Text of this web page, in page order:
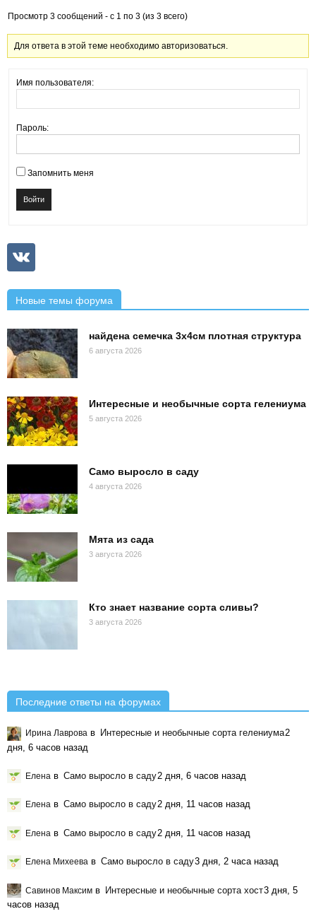
Просмотр 3 сообщений - с 1 по 3 (из 3 всего)
Для ответа в этой теме необходимо авторизоваться.
Имя пользователя:
Пароль:
Запомнить меня
Войти
Новые темы форума
найдена семечка 3х4см плотная структура
6 августа 2026
Интересные и необычные сорта гелениума
5 августа 2026
Само выросло в саду
4 августа 2026
Мята из сада
3 августа 2026
Кто знает название сорта сливы?
3 августа 2026
Последние ответы на форумах
Ирина Лаврова в Интересные и необычные сорта гелениума2
дня, 6 часов назад
Елена в Само выросло в саду2 дня, 6 часов назад
Елена в Само выросло в саду2 дня, 11 часов назад
Елена в Само выросло в саду2 дня, 11 часов назад
Елена Михеева в Само выросло в саду3 дня, 2 часа назад
Савинов Максим в Интересные и необычные сорта хост3 дня, 5
часов назад